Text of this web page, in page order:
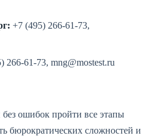
+7 (495) 266-61-73,
266-61-73, mng@mostest.ru
ошибок пройти все этапы
бюрократических сложностей и